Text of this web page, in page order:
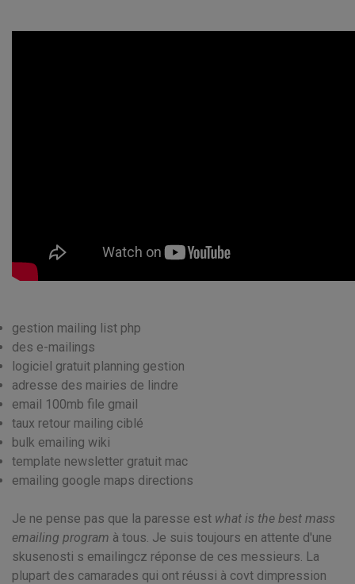
gestion mailing list php
des e-mailings
logiciel gratuit planning gestion
adresse des mairies de lindre
email 100mb file gmail
taux retour mailing ciblé
bulk emailing wiki
template newsletter gratuit mac
emailing google maps directions
Je ne pense pas que la paresse est what is the best mass
emailing program à tous. Je suis toujours en attente d'une
skusenosti s emailingcz réponse de ces messieurs. La
plupart des camarades qui ont réussi à covt dimpression